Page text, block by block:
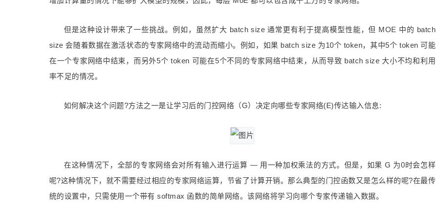
但是这种设计带来了一些挑战。例如，虽然扩大 batch size 通常更有利于提高模型性能，但 MOE 中的 batch
size 会随着数据在激活状态的专家网络中的流动而缩小。例如，如果 batch size 为10个 token，其中5个 token 可能
在一个专家网络中结束，而另外5个 token 可能在5个不同的专家网络中结束，从而导致 batch size 大小不均和利用
率不足的情况。
如何解决这个问题?方法之一是让学习后的门控网络（G）决定向哪些专家网络(E)传达输入信息:
在这种情况下，全部的专家网络会对所有输入进行运算 — 用一种加权乘法的方式。但是，如果 G 为0时会怎样
呢?这种情况下，就不需要经过相应的专家网络运算，节省了计算开销。那么典型的门控函数又是怎么样的呢?在最传
统的设置中，只需使用一个带有 softmax 函数的简单网络。该网络将学习向哪个专家传递输入数据。